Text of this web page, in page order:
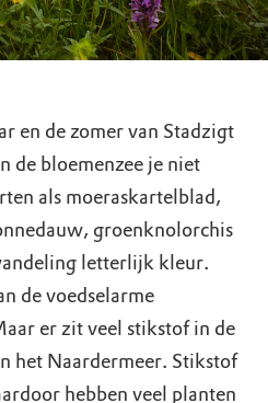
en de zomer van Stadzigt
de bloemenzee je niet
als moeraskartelblad,
groenknolorchis
letterlijk kleur.
de voedselarme
er zit veel stikstof in de
het Naardermeer. Stikstof
hebben veel planten